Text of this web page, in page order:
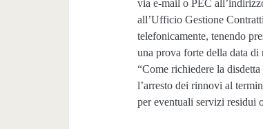
via e-mail o PEC
all’Ufficio Gestione
telefonicamente, tenendo
una prova forte della data
“Come richiedere la
l’arresto dei rinnovi al
per eventuali servizi residui